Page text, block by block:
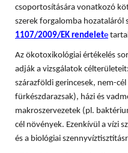
csoportosítására vonatkozó
szerek forgalomba hozataláról
1107/2009/EK rendelete
Az ökotoxikológiai értékelés
adják a vizsgálatok
szárazföldi gerincesek, nem-
fürkészdarazsak), házi és
makroszervezetek (pl.
cél növények. Ezenkívül a vízi
és a biológiai